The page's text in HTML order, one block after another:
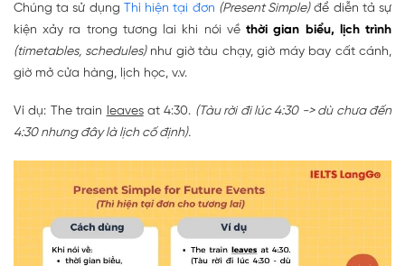
Chúng ta sử dụng Thì hiện tại đơn (Present Simple)để diễn tả sự
kiện xảy ra trong tương lai khi nói vềthời gian biểu, lịch trình
(timetables, schedules)như giờ tàu chạy, giờ máy bay cất cánh,
giờ mở cửa hàng, lịch học, v.v.
Ví dụ: The train leavesat 4:30. (Tàu rời đi lúc 4:30 -> dù chưa đến
4:30 nhưng đây là lịch cố định).